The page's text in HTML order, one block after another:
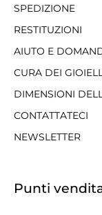
SPEDIZIONE
RESTITUZIONI
AIUTO E
CURA DEI
DIMENSIONI
CONTATTATECI
NEWSLETTER
Punti